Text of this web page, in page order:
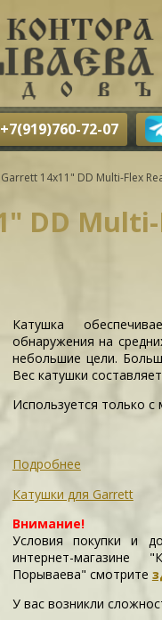
+7(919)760-72-07
14x11" DD Multi-Flex
DD Multi-
Катушка
обнаружения на
небольшие цели.
Вес катушки
Используется только с
Подробнее
Катушки для Garrett
Внимание!
Условия покупки и
интернет-магазине
Порываева" смотрите
У вас возникли